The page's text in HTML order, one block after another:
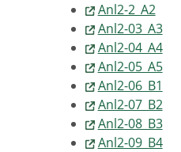
Anl2-2_A2
Anl2-03_A3
Anl2-04_A4
Anl2-05_A5
Anl2-06_B1
Anl2-07_B2
Anl2-08_B3
Anl2-09_B4